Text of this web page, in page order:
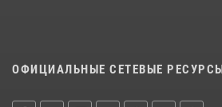
ОФИЦИАЛЬНЫЕ СЕТЕВЫЕ РЕСУРСЫ